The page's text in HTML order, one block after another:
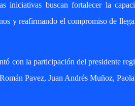
iniciativas buscan fortalecer la
y reafirmando el compromiso de
con la participación del presidente
Pavez, Juan Andrés Muñoz,